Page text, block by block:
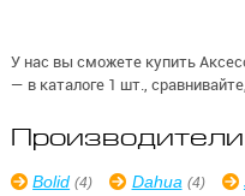
У нас вы сможете купить
— в каталоге 1 шт.,
Производители
Bolid (4) Dahua (4)